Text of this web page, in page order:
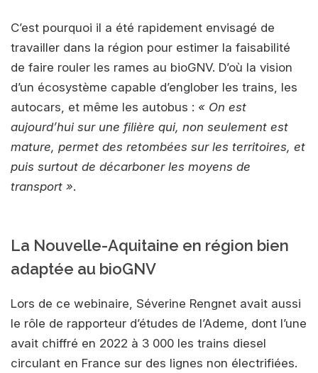
C’est pourquoi il a été rapidement envisagé de
travailler dans la région pour estimer la faisabilité
de faire rouler les rames au bioGNV. D’où la vision
d’un écosystème capable d’englober les trains, les
autocars, et même les autobus : « On est
aujourd’hui sur une filière qui, non seulement est
mature, permet des retombées sur les territoires, et
puis surtout de décarboner les moyens de
transport ».
La Nouvelle-Aquitaine en région bien
adaptée au bioGNV
Lors de ce webinaire, Séverine Rengnet avait aussi
le rôle de rapporteur d’études de l’Ademe, dont l’une
avait chiffré en 2022 à 3 000 les trains diesel
circulant en France sur des lignes non électrifiées.